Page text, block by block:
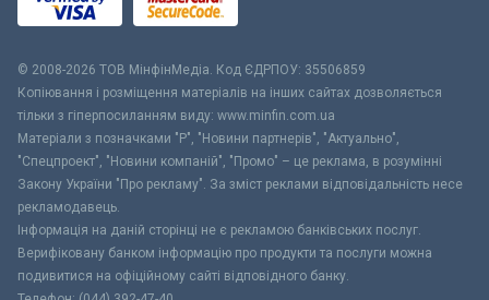
© 2008-2026 ТОВ МiнфiнМедiа. Код ЄДРПОУ: 35506859
Копіювання і розміщення матеріалів на інших сайтах дозволяється
тільки з гіперпосиланням виду: www.minfin.com.ua
Матеріали з позначками "Р", "Новини партнерів", "Актуально",
"Спецпроект", "Новини компаній", "Промо" – це реклама, в розумінні
Закону України "Про рекламу". За зміст реклами відповідальність несе
рекламодавець.
Інформація на даній сторінці не є рекламою банківських послуг.
Верифіковану банком інформацію про продукти та послуги можна
подивитися на офіційному сайті відповідного банку.